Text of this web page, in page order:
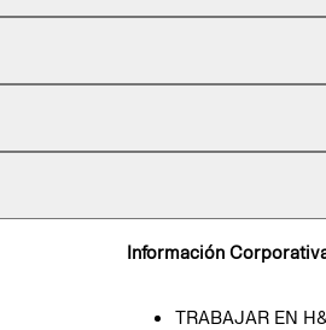
Información
TRABAJAR EN